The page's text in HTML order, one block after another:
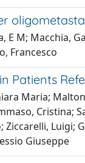
E M; Macchia,
Francesco
Patients
Maria;
Cristina;
Luigi;
Giuseppe